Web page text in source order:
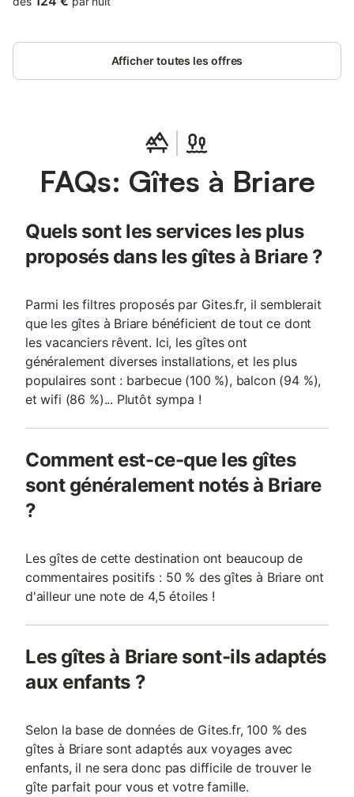
Afficher toutes les offres
FAQs: Gîtes à Briare
Quels sont les services les plus
proposés dans les gîtes à Briare ?
Parmi les filtres proposés par Gites.fr, il semblerait
que les gîtes à Briare bénéficient de tout ce dont
les vacanciers rêvent. Ici, les gîtes ont
généralement diverses installations, et les plus
populaires sont : barbecue (100 %), balcon (94 %),
et wifi (86 %)... Plutôt sympa !
Comment est-ce-que les gîtes
sont généralement notés à Briare
?
Les gîtes de cette destination ont beaucoup de
commentaires positifs : 50 % des gîtes à Briare ont
d'ailleur une note de 4,5 étoiles !
Les gîtes à Briare sont-ils adaptés
aux enfants ?
Selon la base de données de Gites.fr, 100 % des
gîtes à Briare sont adaptés aux voyages avec
enfants, il ne sera donc pas difficile de trouver le
gîte parfait pour vous et votre famille.